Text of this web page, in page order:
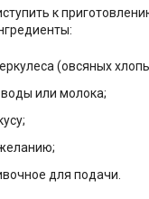
к
(овсяных
воды или молока;
для подачи.